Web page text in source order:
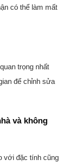
có thể làm mất
trọng nhất
để chỉnh sửa
và không
với đặc tính cũng